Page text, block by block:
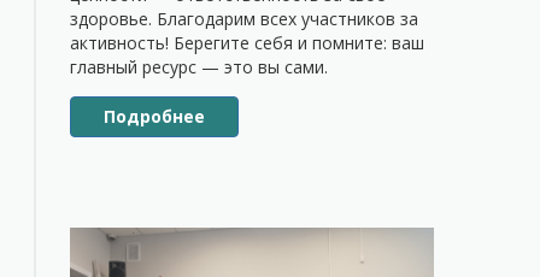
здоровье. Благодарим всех участников за
активность! Берегите себя и помните: ваш
главный ресурс — это вы сами.
Подробнее